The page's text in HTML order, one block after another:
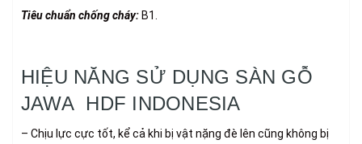
Tiêu chuẩn chống cháy: B1.
HIỆU NĂNG SỬ DỤNG SÀN GỖ
JAWA HDF INDONESIA
– Chịu lực cực tốt, kể cả khi bị vật nặng đè lên cũng không bị